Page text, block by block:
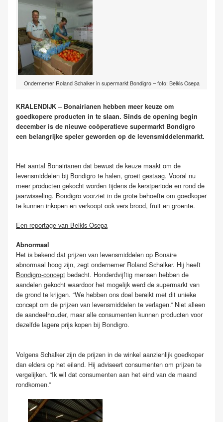
Ondernemer Roland Schalker in supermarkt Bondigro – foto: Belkis Osepa
KRALENDIJK – Bonairianen hebben meer keuze om
goedkopere producten in te slaan. Sinds de opening begin
december is de nieuwe coöperatieve supermarkt Bondigro
een belangrijke speler geworden op de levensmiddelenmarkt.
Het aantal Bonairianen dat bewust de keuze maakt om de
levensmiddelen bij Bondigro te halen, groeit gestaag. Vooral nu
meer producten gekocht worden tijdens de kerstperiode en rond de
jaarwisseling. Bondigro voorziet in de grote behoefte om goedkoper
te kunnen inkopen en verkoopt ook vers brood, fruit en groente.
Een reportage van Belkis Osepa
Abnormaal
Het is bekend dat prijzen van levensmiddelen op Bonaire
abnormaal hoog zijn, zegt ondernemer Roland Schalker. Hij heeft
Bondigro-concept bedacht. Honderdvijftig mensen hebben de
aandelen gekocht waardoor het mogelijk werd de supermarkt van
de grond te krijgen. “We hebben ons doel bereikt met dit unieke
concept om de prijzen van levensmiddelen te verlagen.” Niet alleen
de aandeelhouder, maar alle consumenten kunnen producten voor
dezelfde lagere prijs kopen bij Bondigro.
Volgens Schalker zijn de prijzen in de winkel aanzienlijk goedkoper
dan elders op het eiland. Hij adviseert consumenten om prijzen te
vergelijken. “Ik wil dat consumenten aan het eind van de maand
rondkomen.”